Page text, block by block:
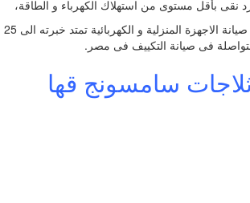
نقى بأقل مستوى من استهلاك الكهرباء و الطاقة،
لآننا مركز متخصص فى صيانة الاجهزة المنزلية و الكهربائية تمتد خبرته الى 25
فى صيانة التكييف فى مصر.
سامسونج قها